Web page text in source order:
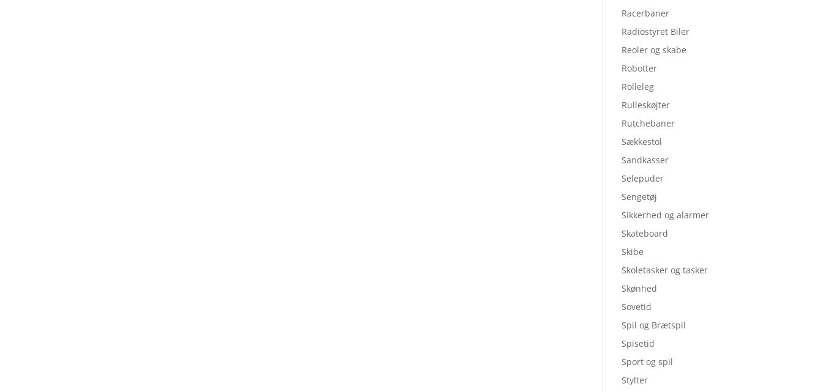
Racerbaner
Radiostyret Biler
Reoler og skabe
Robotter
Rolleleg
Rulleskøjter
Rutchebaner
Sækkestol
Sandkasser
Selepuder
Sengetøj
Sikkerhed og alarmer
Skateboard
Skibe
Skoletasker og tasker
Skønhed
Sovetid
Spil og Brætspil
Spisetid
Sport og spil
Stylter